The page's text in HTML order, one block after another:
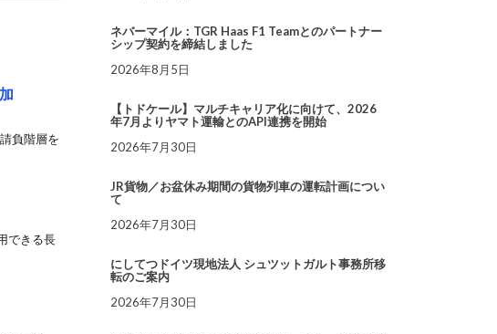
負階層を
できる長
ネバーマイル：TGR Haas F1 Teamとのパートナー
シップ契約を締結しました
2026年8月5日
【トドケール】マルチキャリア化に向けて、2026
年7月よりヤマト運輸とのAPI連携を開始
2026年7月30日
JR貨物／お盆休み期間の貨物列車の運転計画につい
て
2026年7月30日
にしてつドイツ現地法人 シュツットガルト事務所移
転のご案内
2026年7月30日